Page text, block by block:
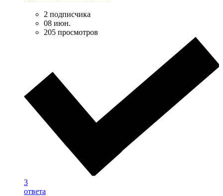
2 подписчика
08 июн.
205 просмотров
3
ответа